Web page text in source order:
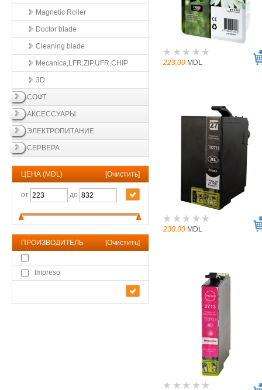
Magnetic Roller
Doctor blade
Cleaning blade
Mecanica,LFR,ZIP,UFR,CHIP
3D
СОФТ
АКСЕССУАРЫ
ЭЛЕКТРОПИТАНИЕ
СЕРВЕРА
ЦЕНА (MDL) [Очистить]
от до
ПРОИЗВОДИТЕЛЬ [Очистить]
Impreso
223.00 MDL
230.00 MDL